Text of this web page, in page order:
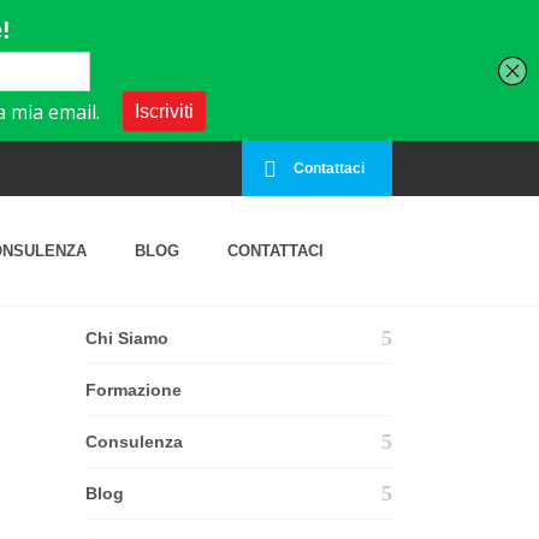
Contattaci
BLOG CONTATTACI
Chi Siamo
Formazione
Consulenza
Blog